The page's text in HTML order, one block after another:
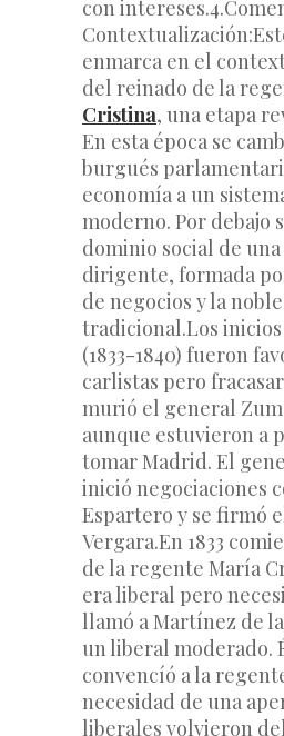
con intereses.
Contextualización:
enmarca en el
del reinado de la
Cristina, una etapa
En esta época se
burgués
economía a un
moderno. Por debajo
dominio social de
dirigente, formada
de negocios y la
tradicional.Los
(1833-1840) fueron
carlistas pero
murió el general
aunque estuvieron a
tomar Madrid. El
inició negociaciones
Espartero y se firmó
Vergara.En 1833
de la regente María
era liberal pero
llamó a Martínez de
un liberal moderado.
convencíó a la
necesidad de una
liberales volvieron